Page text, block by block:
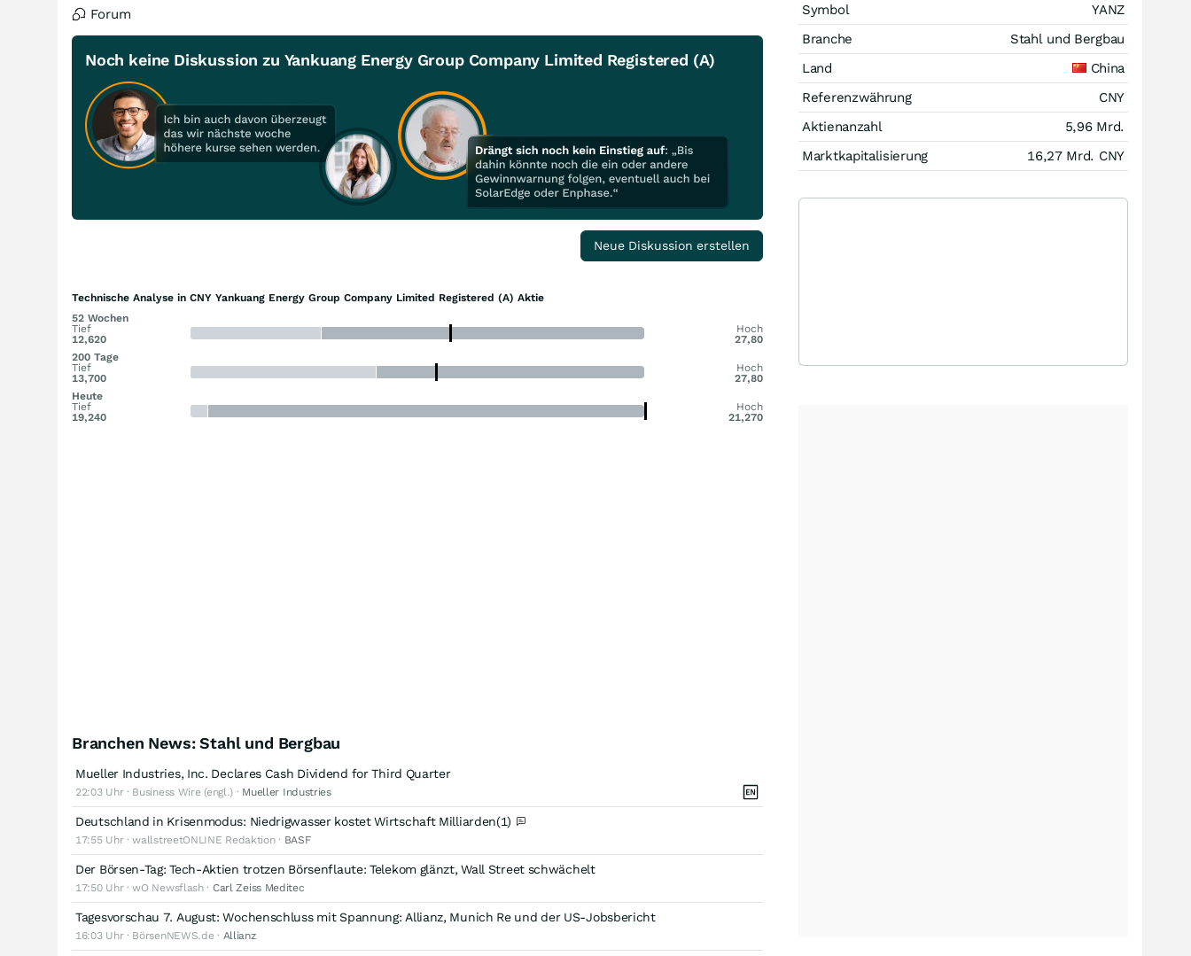
Forum
Noch keine Diskussion zu Yankuang Energy Group Company Limited Registered (A)
Neue Diskussion erstellen
Technische Analyse in CNY Yankuang Energy Group Company Limited Registered (A) Aktie
52 Wochen
Tief
12,620
Hoch
27,80
200 Tage
Tief
13,700
Hoch
27,80
Heute
Tief
19,240
Hoch
21,270
Branchen News: Stahl und Bergbau
Mueller Industries, Inc. Declares Cash Dividend for Third Quarter
22:03 Uhr · Business Wire (engl.) · Mueller Industries
Deutschland in Krisenmodus: Niedrigwasser kostet Wirtschaft Milliarden(1)
17:55 Uhr · wallstreetONLINE Redaktion · BASF
Der Börsen-Tag: Tech-Aktien trotzen Börsenflaute: Telekom glänzt, Wall Street schwächelt
17:50 Uhr · wO Newsflash · Carl Zeiss Meditec
Tagesvorschau 7. August: Wochenschluss mit Spannung: Allianz, Munich Re und der US-Jobsbericht
16:03 Uhr · BörsenNEWS.de · Allianz
Symbol
YANZ
Branche
Stahl und Bergbau
Land
China
Referenzwährung
CNY
Aktienanzahl
5,96 Mrd.
Marktkapitalisierung
16,27 Mrd. CNY